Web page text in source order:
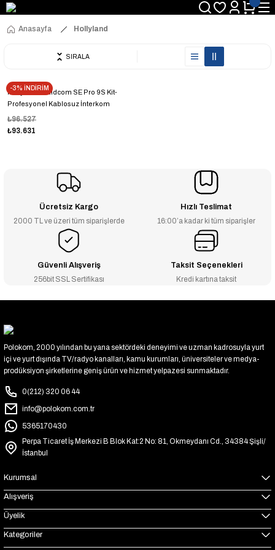
Anasayfa Hollyland
SIRALA
-3% İNDİRİM
Hollyland Solidcom SE Pro 9S Kit-
Profesyonel Kablosuz İnterkom
Sistemi
₺93.631
₺96.527
Ücretsiz Kargo
2000 TL ve üzeri tüm siparişlerde
Hızlı Teslimat
16:00’a kadar ki tüm siparişler
Güvenli Alışveriş
256bit SSL Sertifikası
Taksit Seçenekleri
Kredi kartına taksit
Polokom, 2000 yılından bu yana sektördeki deneyimi ve uzman kadrosuyla yurt
içi ve yurt dışında TV/radyo kanalları, kamu kurumları, üniversiteler ve medya-
prodüksiyon şirketlerine geniş ürün ve hizmet yelpazesi sunmaktadır.
0(212) 320 06 44
info@polokom.com.tr
5365170430
Perpa Ticaret İş Merkezi B Blok Kat:2 No: 81, Okmeydanı Cd., 34384 Şişli/
İstanbul
Kurumsal
Alışveriş
Üyelik
Kategoriler